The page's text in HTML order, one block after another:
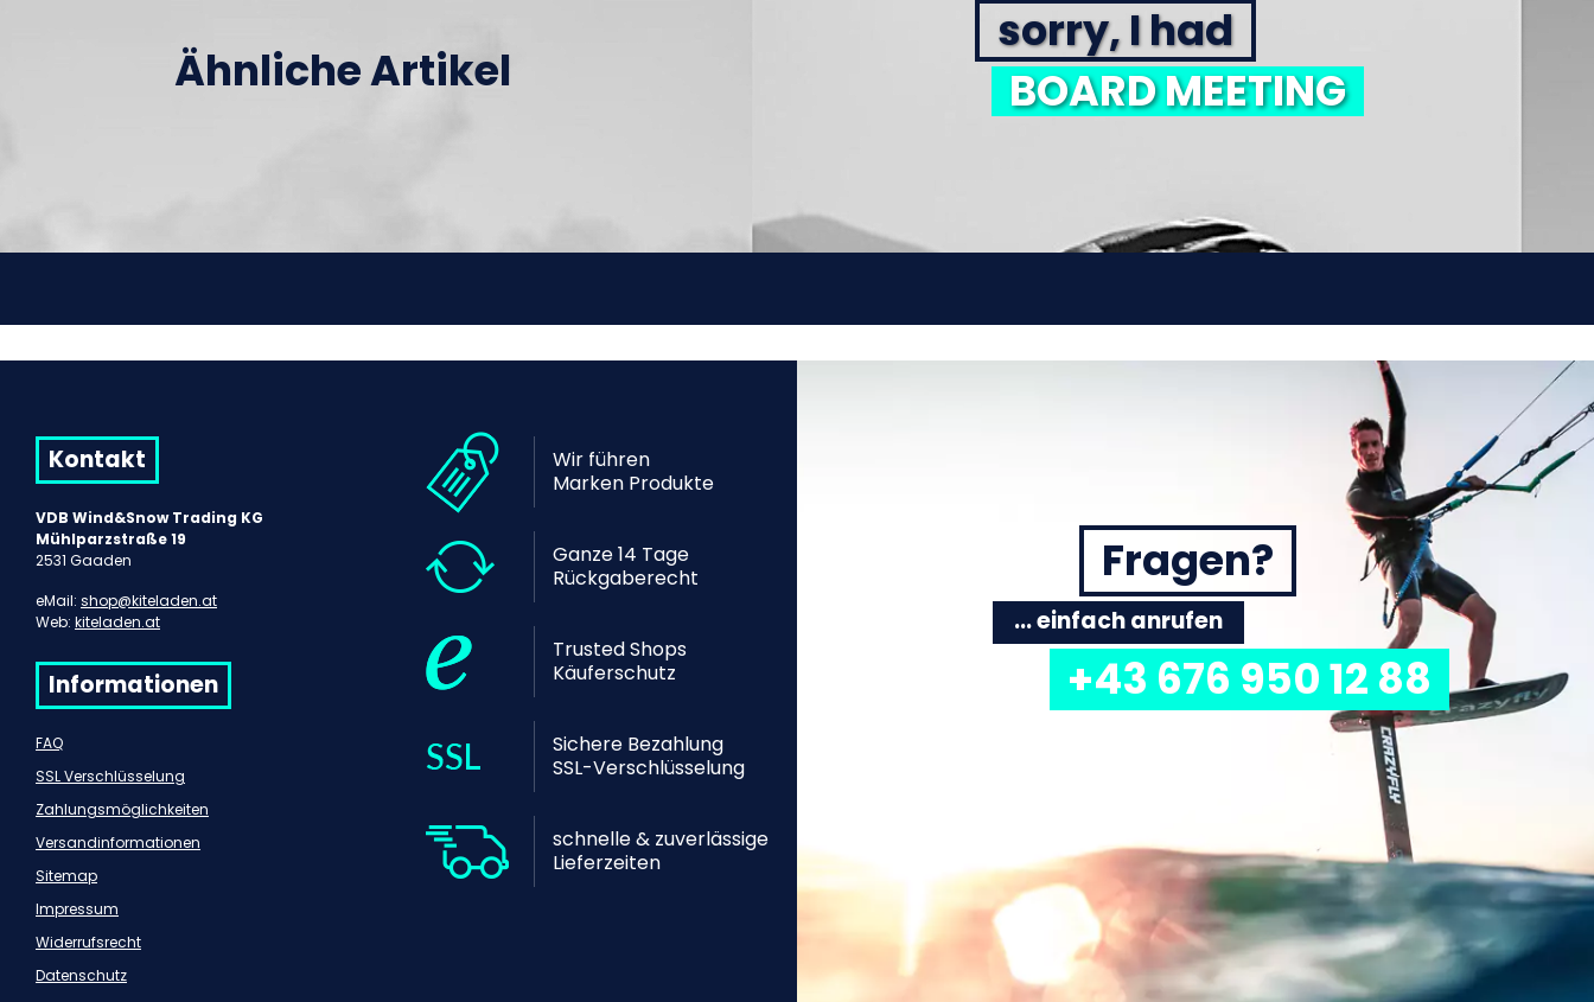
Ähnliche Artikel
sorry, I had
BOARD MEETING
Kontakt
VDB Wind&Snow Trading KG
Mühlparzstraße 19
2531 Gaaden
eMail: shop@kiteladen.at
Web: kiteladen.at
Informationen
FAQ
SSL Verschlüsselung
Zahlungsmöglichkeiten
Versandinformationen
Sitemap
Impressum
Widerrufsrecht
Datenschutz
Wir führen
Marken Produkte
Ganze 14 Tage
Rückgaberecht
Trusted Shops
Käuferschutz
Sichere Bezahlung
SSL-Verschlüsselung
schnelle & zuverlässige
Lieferzeiten
Fragen?
... einfach anrufen
+43 676 950 12 88